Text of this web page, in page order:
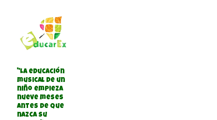
"La educación
musical de un
niño empieza
nueve meses
antes de que
nazca su